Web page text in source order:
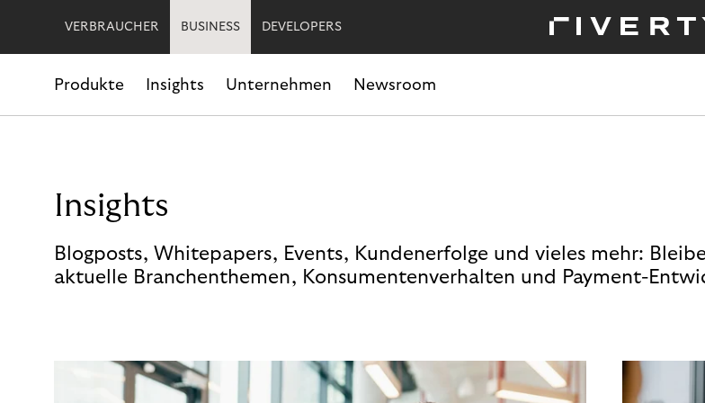
VERBRAUCHER BUSINESS DEVELOPERS
Produkte Insights Unternehmen Newsroom
Insights
Blogposts, Whitepapers, Events, Kundenerfolge und vieles mehr:
aktuelle Branchenthemen, Konsumentenverhalten und Payment-